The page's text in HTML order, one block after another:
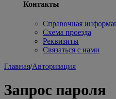
Контакты
Справочная
Схема проезда
Реквизиты
Связаться с нами
Главная/Авторизация
Запрос пароля